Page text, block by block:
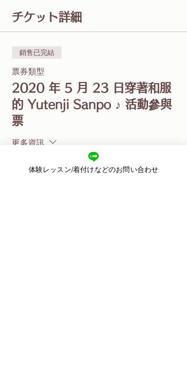
チケット詳細
銷售已完結
票券類型
2020 年 5 月 23 日穿著和服
的 Yutenji Sanpo ♪ 活動參與
票
更多資訊
体験レッスン/着付けなどのお問い合わせ